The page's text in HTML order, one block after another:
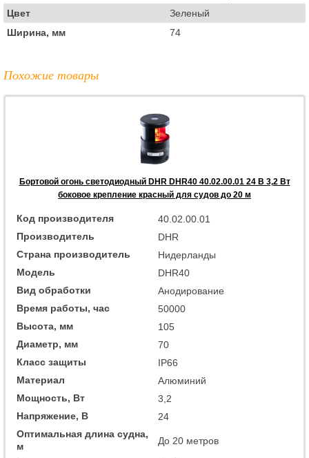
Цвет
Зеленый
Ширина, мм
74
Похожие товары
Бортовой огонь светодиодный DHR DHR40 40.02.00.01 24 В 3,2 Вт
боковое крепление красный для судов до 20 м
Код производителя
40.02.00.01
Производитель
DHR
Страна производитель
Нидерланды
Модель
DHR40
Вид обработки
Анодирование
Время работы, час
50000
Высота, мм
105
Диаметр, мм
70
Класс защиты
IP66
Материал
Алюминий
Мощность, Вт
3,2
Напряжение, В
24
Оптимальная длина судна,
м
До 20 метров